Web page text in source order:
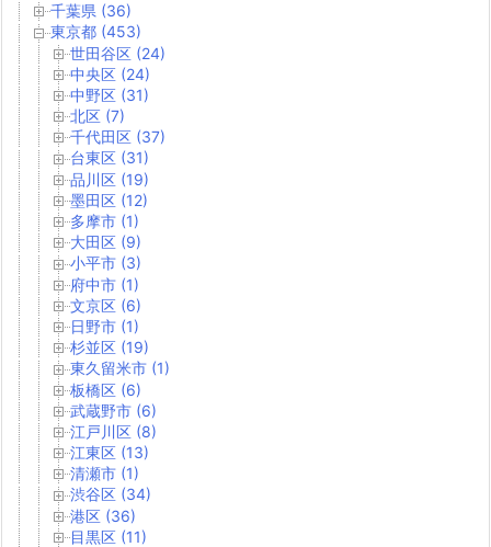
千葉県 (36)
東京都 (453)
世田谷区 (24)
中央区 (24)
中野区 (31)
北区 (7)
千代田区 (37)
台東区 (31)
品川区 (19)
墨田区 (12)
多摩市 (1)
大田区 (9)
小平市 (3)
府中市 (1)
文京区 (6)
日野市 (1)
杉並区 (19)
東久留米市 (1)
板橋区 (6)
武蔵野市 (6)
江戸川区 (8)
江東区 (13)
清瀬市 (1)
渋谷区 (34)
港区 (36)
目黒区 (11)